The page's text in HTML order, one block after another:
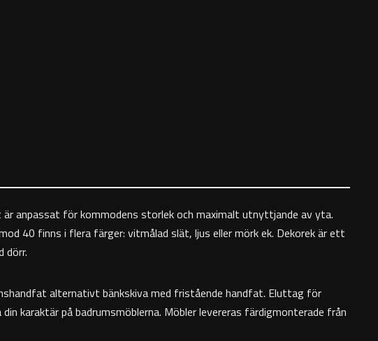
anpassat för kommodens storlek och maximalt utnyttjande av yta.
40 finns i flera färger: vitmålad slät, ljus eller mörk ek. Dekorek är ett
dörr.
alternativt bänkskiva med fristående handfat. Eluttag för
karaktär på badrumsmöblerna. Möbler levereras färdigmonterade från